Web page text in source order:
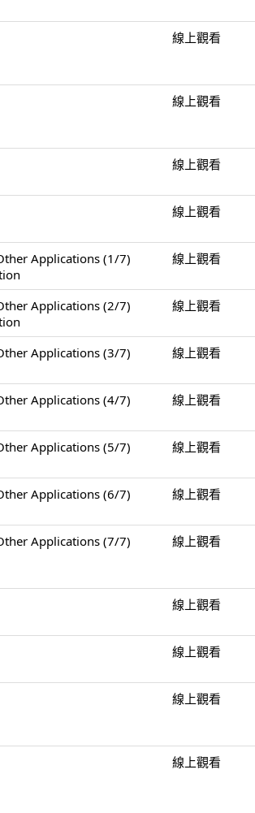
線上觀看
線上觀看
線上觀看
線上觀看
Applications (1/7)
線上觀看
Applications (2/7)
線上觀看
Applications (3/7)
線上觀看
Applications (4/7)
線上觀看
Applications (5/7)
線上觀看
Applications (6/7)
線上觀看
Applications (7/7)
線上觀看
線上觀看
線上觀看
線上觀看
線上觀看